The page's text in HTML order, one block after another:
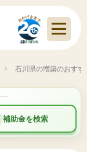
石川県の増築のおす
補助金を検索